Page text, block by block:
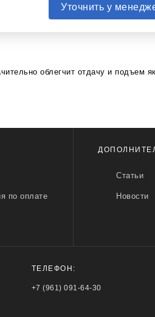
Уточнить у
облегчит отдачу и подъем
по оплате
Статьи
Новости
ТЕЛЕФОН:
+7 (961) 091-64-30